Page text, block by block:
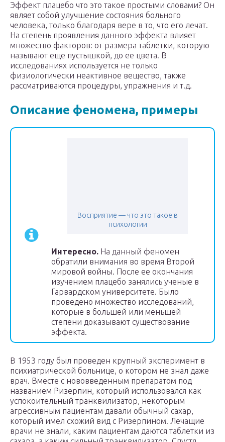
Эффект плацебо что это такое простыми словами? Он
являет собой улучшение состояния больного
человека, только благодаря вере в то, что его лечат.
На степень проявления данного эффекта влияет
множество факторов: от размера таблетки, которую
называют еще пустышкой, до ее цвета. В
исследованиях используется не только
физиологически неактивное вещество, также
рассматриваются процедуры, упражнения и т.д.
Описание феномена, примеры
Восприятие — что это такое в
психологии
Интересно. На данный феномен
обратили внимания во время Второй
мировой войны. После ее окончания
изучением плацебо занялись ученые в
Гарвардском университете. Было
проведено множество исследований,
которые в большей или меньшей
степени доказывают существование
эффекта.
В 1953 году был проведен крупный эксперимент в
психиатрической больнице, о котором не знал даже
врач. Вместе с нововведенным препаратом под
названием Ризерпин, который использовался как
успокоительный транквилизатор, некоторым
агрессивным пациентам давали обычный сахар,
который имел схожий вид с Ризерпином. Лечащие
врачи не знали, каким пациентам даются таблетки из